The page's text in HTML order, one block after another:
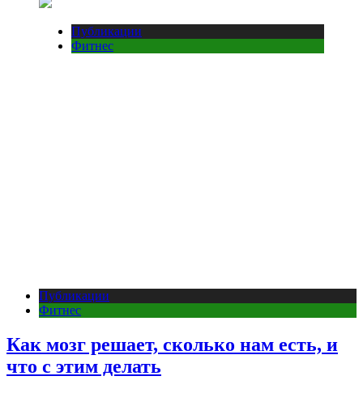
Публикации
Фитнес
Публикации
Фитнес
Как мозг решает, сколько нам есть, и
что с этим делать